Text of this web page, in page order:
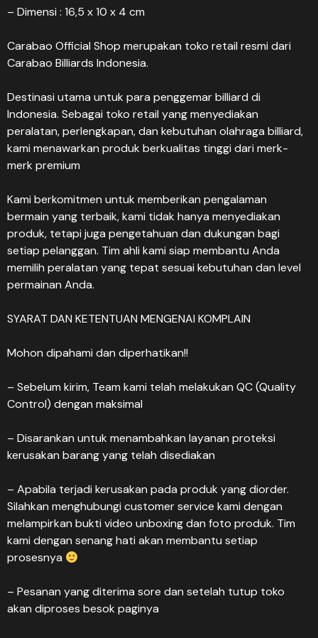
– Dimensi : 16,5 x 10 x 4 cm
Carabao Official Shop merupakan toko retail resmi dari
Carabao Billiards Indonesia.
Destinasi utama untuk para penggemar billiard di
Indonesia. Sebagai toko retail yang menyediakan
peralatan, perlengkapan, dan kebutuhan olahraga billiard,
kami menawarkan produk berkualitas tinggi dari merk-
merk premium
Kami berkomitmen untuk memberikan pengalaman
bermain yang terbaik, kami tidak hanya menyediakan
produk, tetapi juga pengetahuan dan dukungan bagi
setiap pelanggan. Tim ahli kami siap membantu Anda
memilih peralatan yang tepat sesuai kebutuhan dan level
permainan Anda.
SYARAT DAN KETENTUAN MENGENAI KOMPLAIN
Mohon dipahami dan diperhatikan!!
– Sebelum kirim, Team kami telah melakukan QC (Quality
Control) dengan maksimal
– Disarankan untuk menambahkan layanan proteksi
kerusakan barang yang telah disediakan
– Apabila terjadi kerusakan pada produk yang diorder.
Silahkan menghubungi customer service kami dengan
melampirkan bukti video unboxing dan foto produk. Tim
kami dengan senang hati akan membantu setiap
prosesnya
– Pesanan yang diterima sore dan setelah tutup toko
akan diproses besok paginya